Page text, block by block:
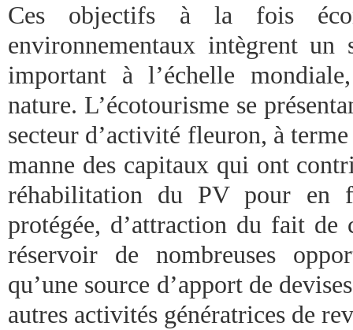
Ces objectifs à la fois
environnementaux intègrent
important à l’échelle
nature. L’écotourisme se
secteur d’activité fleuron, à
manne des capitaux qui ont
réhabilitation du PV pour en
protégée, d’attraction du fait de
réservoir de nombreuses
qu’une source d’apport de
autres activités génératrices de